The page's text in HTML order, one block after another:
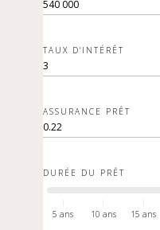
TAUX D'INTÉRÊT
ASSURANCE PRÊT
DURÉE DU PRÊT
5 ans 10 ans 15 ans